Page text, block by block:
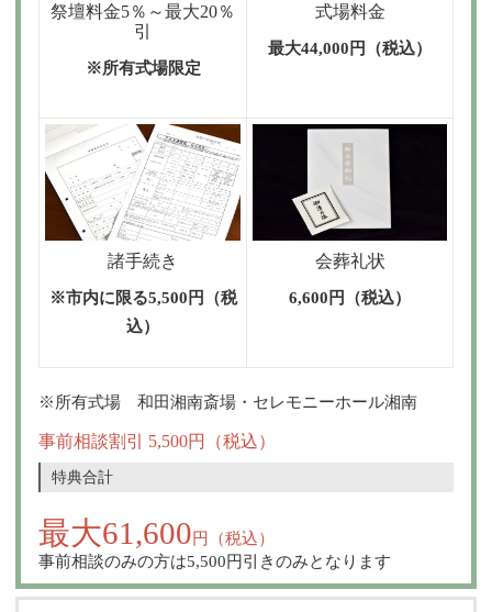
祭壇料金5％～最大20％
引
※所有式場限定
式場料金
最大44,000円（税込）
諸手続き
※市内に限る5,500円（税
込）
会葬礼状
6,600円（税込）
※所有式場 和田湘南斎場・セレモニーホール湘南
事前相談割引 5,500円（税込）
特典合計
最大61,600円（税込）
事前相談のみの方は5,500円引きのみとなります